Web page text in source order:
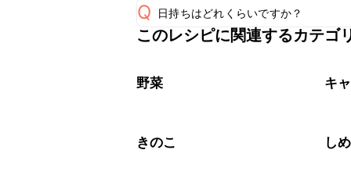
A
Q 日持ちはどれくらいですか？
保存期間は冷蔵で翌日中が目安です
※日持ちは目安です。
このレシピに関連するカテゴ
野菜 キ
きのこ し